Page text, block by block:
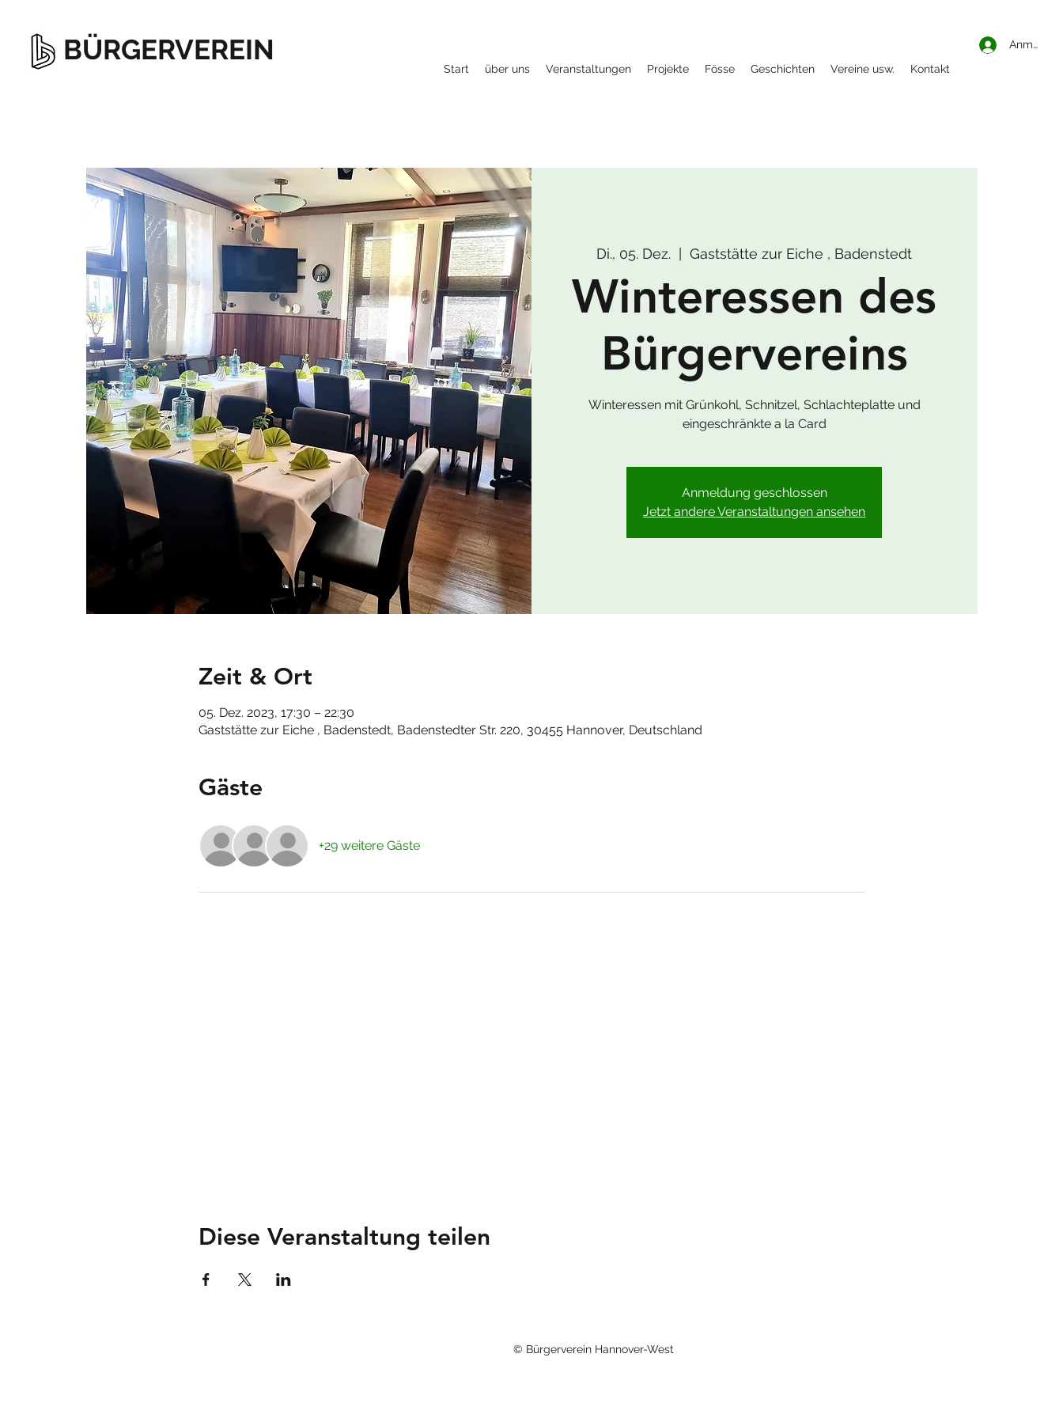
BÜRGERVEREIN
Start über uns Veranstaltungen Projekte Fösse Geschichten Vereine usw. Kontakt
Anmelden
Di., 05. Dez.
  |
Gaststätte zur Eiche , Badenstedt
Winteressen des
Bürgervereins
Winteressen mit Grünkohl, Schnitzel, Schlachteplatte und
eingeschränkte a la Card
Anmeldung geschlossen
Jetzt andere Veranstaltungen ansehen
Zeit & Ort
05. Dez. 2023, 17:30 – 22:30
Gaststätte zur Eiche , Badenstedt, Badenstedter Str. 220, 30455 Hannover, Deutschland
Gäste
+29 weitere Gäste
Diese Veranstaltung teilen
© Bürgerverein Hannover-West